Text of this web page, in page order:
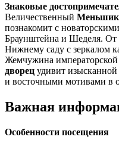
Знаковые
Величественный
познакомит с
Браунштейна и Шеделя. От
Нижнему саду с зеркалом
Жемчужина
дворец удивит
и восточными мотивами в
Важная
Особенности посещения